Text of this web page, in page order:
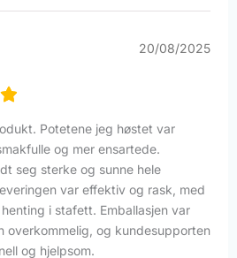
20/08/2025
Potetene jeg høstet var
og mer ensartede.
seg sterke og sunne hele
var effektiv og rask, med
i stafett. Emballasjen var
overkommelig, og kundesupporten
og hjelpsom.